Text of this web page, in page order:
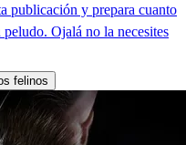
publicación y prepara cuanto
Ojalá no la necesites
felinos